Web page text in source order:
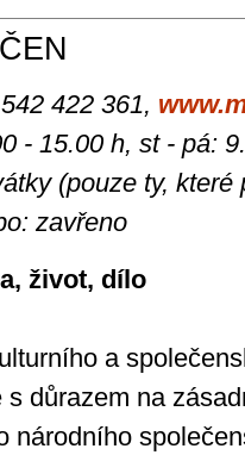
422 361,
- 15.00 h, st - pá:
(pouze ty, které
zavřeno
život, dílo
a
důrazem na
národního